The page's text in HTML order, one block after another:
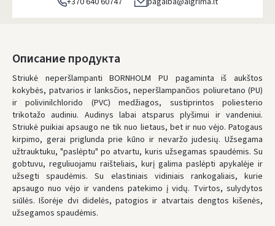
DPD paštomatai- 4.00 €
LP Express paštomatai
Понедельник, Август 10 d.
LP Express kurjeris- 4.00 €
Понедельник, Август 10 d.
ЗАКАЗЫ ОТ 80 € БЕСПЛАТНАЯ ДОСТАВКА!
НЕДОСТАТОК БЕСПЛАТНОЙ ДОСТАВКИ: 80 €
* Сроки доставки являются ориентировочными и могут зависеть от
доступности курьерской службы.
Описание продукта
Striukė neperšlampanti BORNHOLM PU pagaminta iš aukštos
kokybės, patvarios ir lanksčios, neperšlampančios poliuretano (PU)
ir polivinilchlorido (PVC) medžiagos, sustiprintos poliesterio
trikotažo audiniu. Audinys labai atsparus plyšimui ir vandeniui.
Striukė puikiai apsaugo ne tik nuo lietaus, bet ir nuo vėjo. Patogaus
kirpimo, gerai priglunda prie kūno ir nevaržo judesių. Užsegama
užtrauktuku, "paslėptu" po atvartu, kuris užsegamas spaudėmis. Su
gobtuvu, reguliuojamu raišteliais, kurį galima paslėpti apykalėje ir
užsegti spaudėmis. Su elastiniais vidiniais rankogaliais, kurie
apsaugo nuo vėjo ir vandens patekimo į vidų. Tvirtos, sulydytos
siūlės. Išorėje dvi didelės, patogios ir atvartais dengtos kišenės,
užsegamos spaudėmis.